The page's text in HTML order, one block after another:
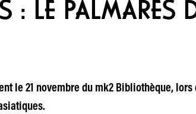
: LE PALMARÈS
le 21 novembre du mk2 Bibliothèque, lors